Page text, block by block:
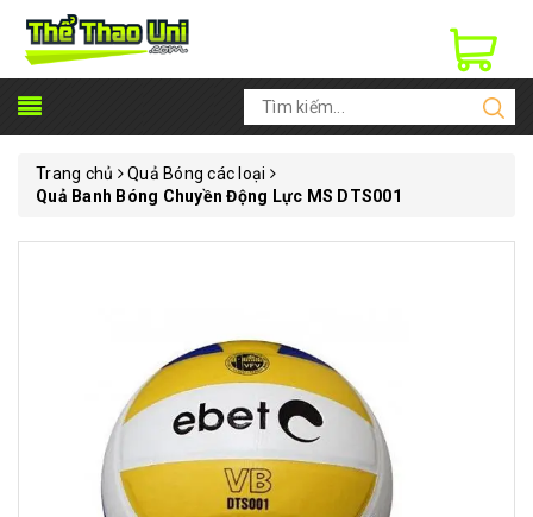
Trang chủ
Quả Bóng các loại
Quả Banh Bóng Chuyền Động Lực MS DTS001